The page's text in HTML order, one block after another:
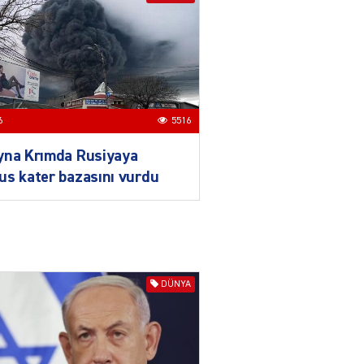
Məcəlləsində dəyişikliyi
TƏSDİQLƏDİ
04.08.2026
Nazirdən Orta Dəhliz
04.08.2026
Sədərəkdən Culfaya icra
başçısı göndərildi
04.08.2026 4404
5516
Krımda Rusiyaya
kater bazasını vurdu
DÜNYA